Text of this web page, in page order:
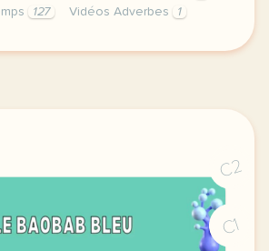
127 Vidéos Adverbes 1
comcette derniere semaine de
C2
C1